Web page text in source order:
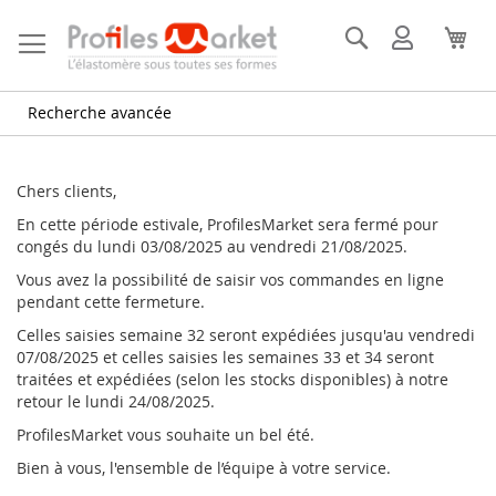
au
contenu
Rechercher
Recherche avancée
Mon
compte
Chers clients,
En cette période estivale, ProfilesMarket sera fermé pour
congés du lundi 03/08/2025 au vendredi 21/08/2025.
Vous avez la possibilité de saisir vos commandes en ligne
pendant cette fermeture.
Celles saisies semaine 32 seront expédiées jusqu'au vendredi
07/08/2025 et celles saisies les semaines 33 et 34 seront
traitées et expédiées (selon les stocks disponibles) à notre
retour le lundi 24/08/2025.
ProfilesMarket vous souhaite un bel été.
Bien à vous, l'ensemble de l’équipe à votre service.